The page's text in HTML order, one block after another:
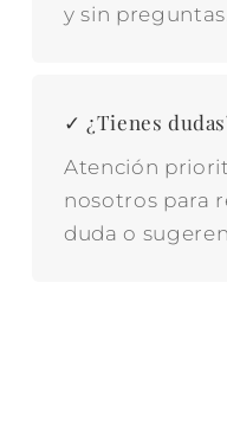
y sin preguntas.
✓ ¿Tienes
Atención
nosotros para
duda o